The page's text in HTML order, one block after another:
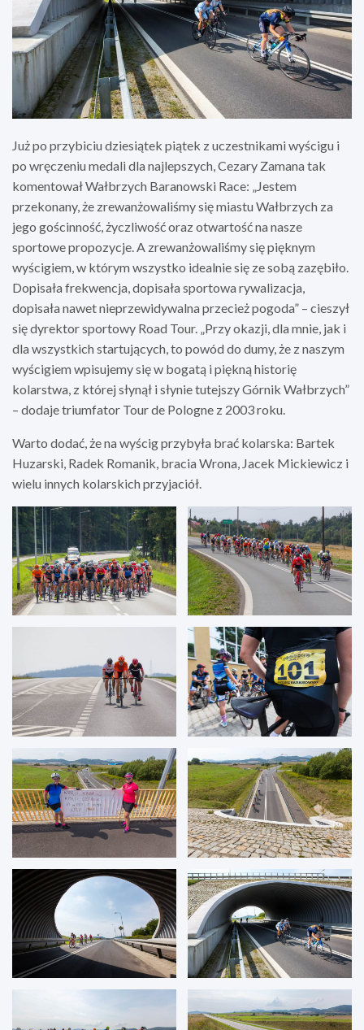
Już po przybiciu dziesiątek piątek z uczestnikami wyścigu i
po wręczeniu medali dla najlepszych, Cezary Zamana tak
komentował Wałbrzych Baranowski Race: „Jestem
przekonany, że zrewanżowaliśmy się miastu Wałbrzych za
jego gościnność, życzliwość oraz otwartość na nasze
sportowe propozycje. A zrewanżowaliśmy się pięknym
wyścigiem, w którym wszystko idealnie się ze sobą zazębiło.
Dopisała frekwencja, dopisała sportowa rywalizacja,
dopisała nawet nieprzewidywalna przecież pogoda” – cieszył
się dyrektor sportowy Road Tour. „Przy okazji, dla mnie, jak i
dla wszystkich startujących, to powód do dumy, że z naszym
wyścigiem wpisujemy się w bogatą i piękną historię
kolarstwa, z której słynął i słynie tutejszy Górnik Wałbrzych”
– dodaje triumfator Tour de Pologne z 2003 roku.
Warto dodać, że na wyścig przybyła brać kolarska: Bartek
Huzarski, Radek Romanik, bracia Wrona, Jacek Mickiewicz i
wielu innych kolarskich przyjaciół.